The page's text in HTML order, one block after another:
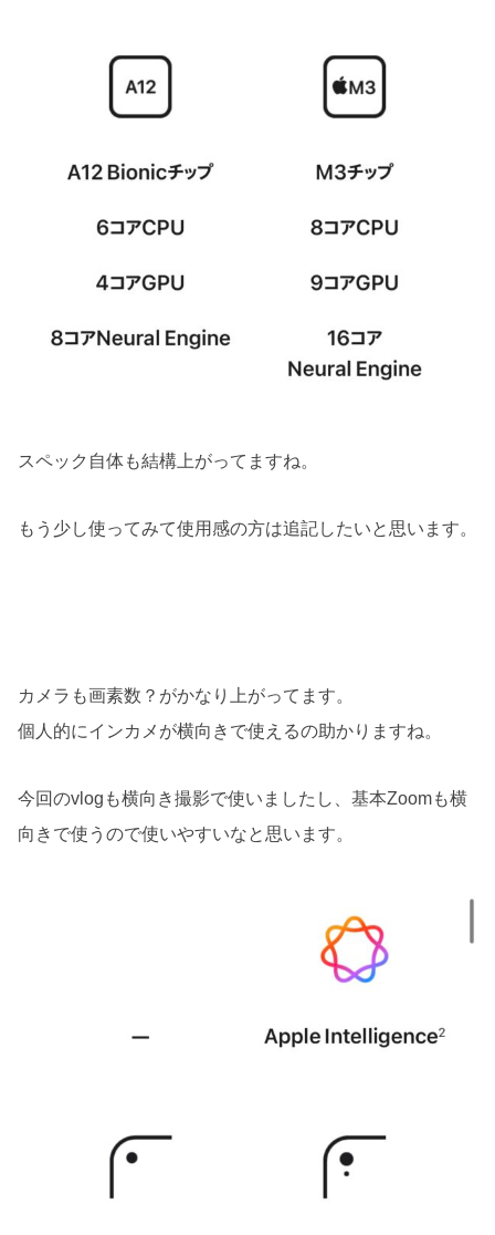
スペック自体も結構上がってますね。
もう少し使ってみて使用感の方は追記したいと思います。
カメラも画素数？がかなり上がってます。
個人的にインカメが横向きで使えるの助かりますね。
今回のvlogも横向き撮影で使いましたし、基本Zoomも横
向きで使うので使いやすいなと思います。